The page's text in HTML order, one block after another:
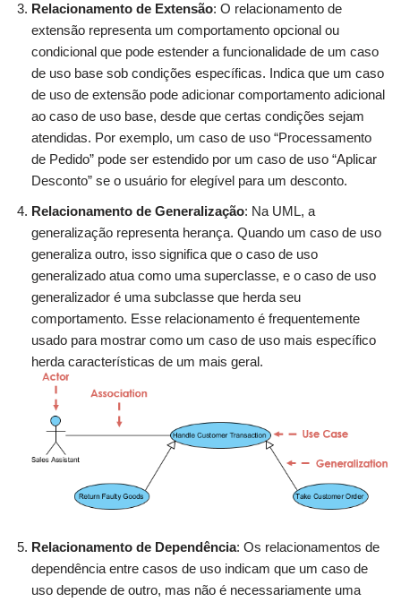
Relacionamento de Extensão: O relacionamento de
extensão representa um comportamento opcional ou
condicional que pode estender a funcionalidade de um caso
de uso base sob condições específicas. Indica que um caso
de uso de extensão pode adicionar comportamento adicional
ao caso de uso base, desde que certas condições sejam
atendidas. Por exemplo, um caso de uso “Processamento
de Pedido” pode ser estendido por um caso de uso “Aplicar
Desconto” se o usuário for elegível para um desconto.
Relacionamento de Generalização: Na UML, a
generalização representa herança. Quando um caso de uso
generaliza outro, isso significa que o caso de uso
generalizado atua como uma superclasse, e o caso de uso
generalizador é uma subclasse que herda seu
comportamento. Esse relacionamento é frequentemente
usado para mostrar como um caso de uso mais específico
herda características de um mais geral.
Relacionamento de Dependência: Os relacionamentos de
dependência entre casos de uso indicam que um caso de
uso depende de outro, mas não é necessariamente uma